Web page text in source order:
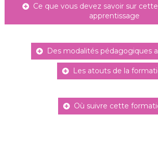
Ce que vous devez savoir sur
apprentissage
Des modalités pédagogiques
Les atouts de la
Où suivre cette